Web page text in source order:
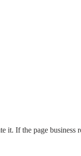
it. If the page